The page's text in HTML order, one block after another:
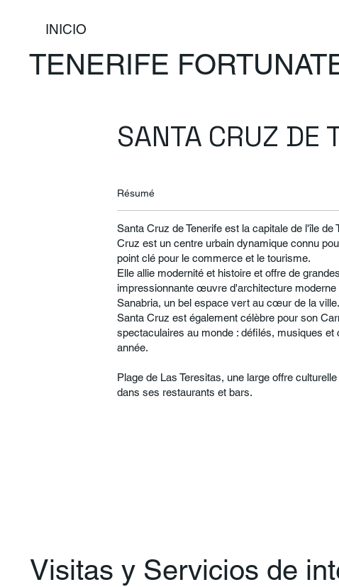
INICIO
TENERIFE
SANTA CRUZ DE
Résumé
Santa Cruz de Tenerife est la capitale de l'île
Cruz est un centre urbain dynamique connu
point clé pour le commerce et le tourisme.
Elle allie modernité et histoire et offre de
impressionnante œuvre d'architecture
Sanabria, un bel espace vert au cœur de la ville.
Santa Cruz est également célèbre pour son
spectaculaires au monde : défilés, musiques
année.
Plage de Las Teresitas, une large offre
dans ses restaurants et bars.
Visitas y Servicios de